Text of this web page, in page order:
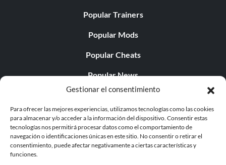
Gestionar el consentimiento
Para ofrecer las mejores experiencias, utilizamos tecnologías como las cookies
para almacenar y/o acceder a la información del dispositivo. Consentir estas
tecnologías nos permitirá procesar datos como el comportamiento de
navegación o identificaciones únicas en este sitio. No consentir o retirar el
consentimiento, puede afectar negativamente a ciertas características y
funciones.
Popular Trainers
Popular Mods
Popular Cheats
Popular News
Popular Editorials
Popular Free Games
LATEST UPDATES